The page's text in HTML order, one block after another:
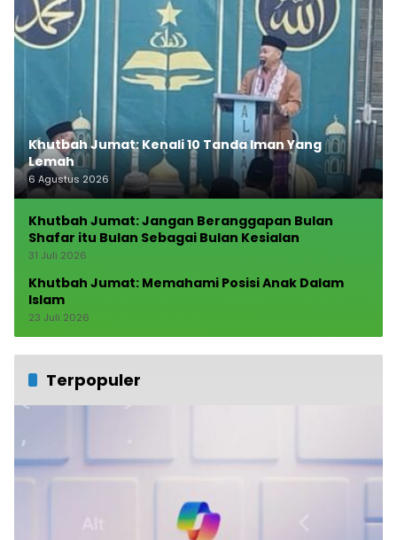
Khutbah Jumat: Kenali 10 Tanda Iman Yang
Lemah
6 Agustus 2026
Khutbah Jumat: Jangan Beranggapan Bulan
Shafar itu Bulan Sebagai Bulan Kesialan
31 Juli 2026
Khutbah Jumat: Memahami Posisi Anak Dalam
Islam
23 Juli 2026
Terpopuler